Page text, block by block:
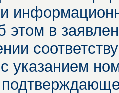
и
этом в
указанием